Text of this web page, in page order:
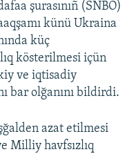
şurasınıñ (SNBO)
künü Ukraina
küç
kösterilmesi içün
ve iqtisadiy
bar olğanını bildirdi.
azat etilmesi
Milliy havfsızlıq